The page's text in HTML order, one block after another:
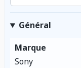
Général
Marque
Sony